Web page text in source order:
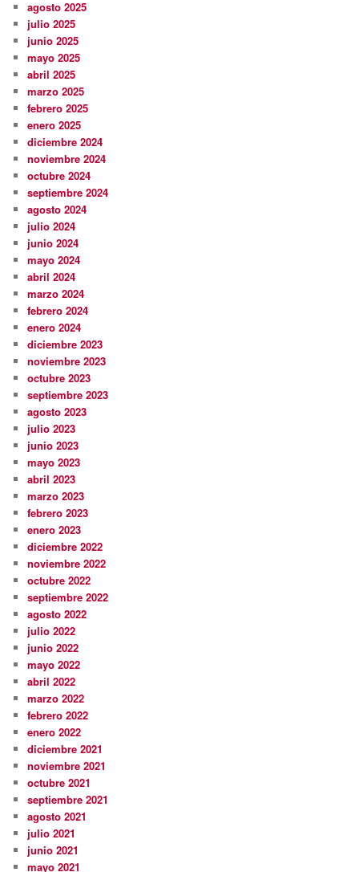
agosto 2025
julio 2025
junio 2025
mayo 2025
abril 2025
marzo 2025
febrero 2025
enero 2025
diciembre 2024
noviembre 2024
octubre 2024
septiembre 2024
agosto 2024
julio 2024
junio 2024
mayo 2024
abril 2024
marzo 2024
febrero 2024
enero 2024
diciembre 2023
noviembre 2023
octubre 2023
septiembre 2023
agosto 2023
julio 2023
junio 2023
mayo 2023
abril 2023
marzo 2023
febrero 2023
enero 2023
diciembre 2022
noviembre 2022
octubre 2022
septiembre 2022
agosto 2022
julio 2022
junio 2022
mayo 2022
abril 2022
marzo 2022
febrero 2022
enero 2022
diciembre 2021
noviembre 2021
octubre 2021
septiembre 2021
agosto 2021
julio 2021
junio 2021
mayo 2021